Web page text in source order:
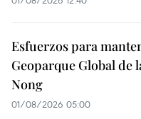
Esfuerzos para
Geoparque Global de
Nong
01/08/2026 05:00